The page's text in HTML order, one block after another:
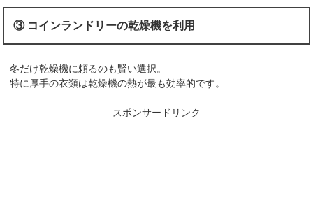
③ コインランドリーの乾燥機を利用
冬だけ乾燥機に頼るのも賢い選択。
特に厚手の衣類は乾燥機の熱が最も効率的です。
スポンサードリンク